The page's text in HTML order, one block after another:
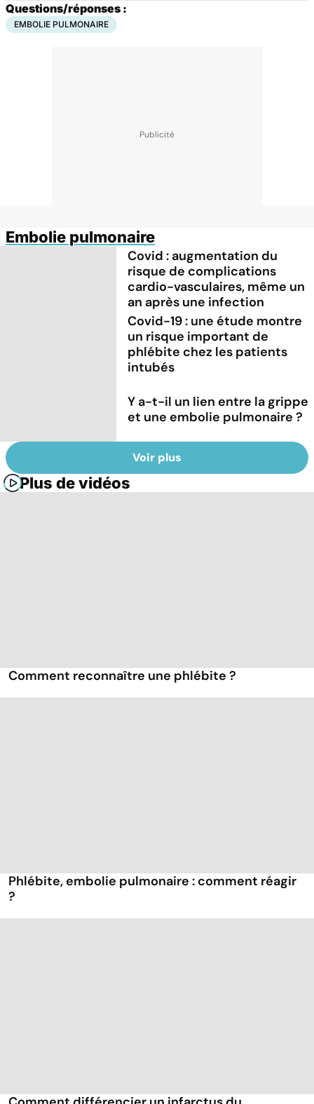
Questions/réponses :
EMBOLIE PULMONAIRE
Embolie pulmonaire
Covid : augmentation du
risque de complications
cardio-vasculaires, même un
an après une infection
Covid-19 : une étude montre
un risque important de
phlébite chez les patients
intubés
Y a-t-il un lien entre la grippe
et une embolie pulmonaire ?
Voir plus
Plus de vidéos
Comment reconnaître une phlébite ?
Phlébite, embolie pulmonaire : comment réagir
?